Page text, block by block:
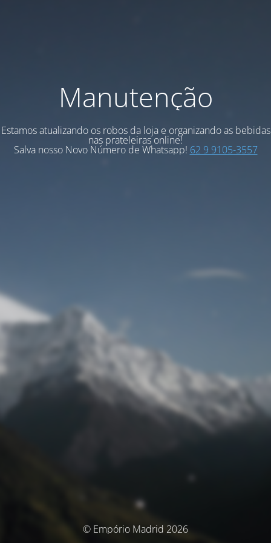
Manutenção
Estamos atualizando os robos da loja e organizando as bebidas
nas prateleiras online!
Salva nosso Novo Número de Whatsapp! 62 9 9105-3557
© Empório Madrid 2026